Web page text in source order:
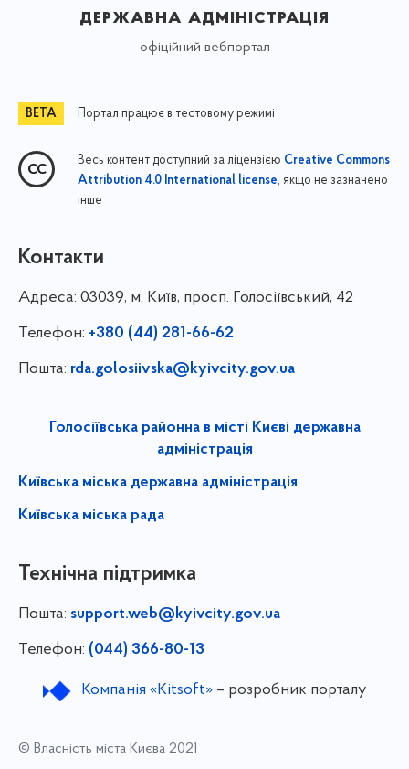
державна адміністрація
офіційний вебпортал
Портал працює в тестовому режимі
Весь контент доступний за ліцензією Creative Commons
Attribution 4.0 International license, якщо не зазначено
інше
Контакти
Адреса: 03039, м. Київ, просп. Голосіївський, 42
Телефон: +380 (44) 281-66-62
Пошта: rda.golosiivska@kyivcity.gov.ua
Голосіївська районна в місті Києві державна
адміністрація
Київська міська державна адміністрація
Київська міська рада
Технічна підтримка
Пошта: support.web@kyivcity.gov.ua
Телефон: (044) 366-80-13
Компанія «Kitsoft»– розробник порталу
© Власність міста Києва 2021